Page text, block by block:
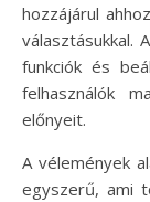
hozzájárul
választásukkal.
funkciók és
felhasználók
előnyeit.
A vélemények
egyszerű, ami